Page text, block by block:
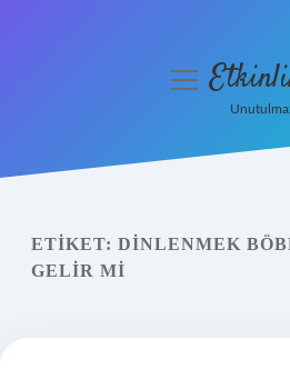
Yasal Uyarı
menüyü
ETIKET: DINLENMEK
GELIR MI